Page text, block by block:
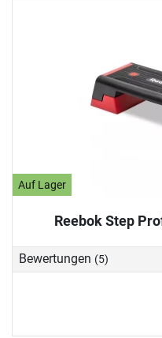
Auf Lager
Reebok Step
Bewertungen (5)